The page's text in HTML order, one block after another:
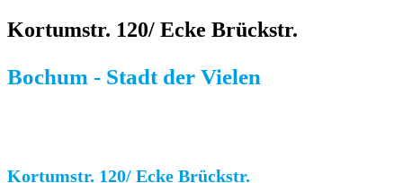
Kortumstr. 120/ Ecke Brückstr.
Bochum - Stadt der Vielen
Kortumstr. 120/ Ecke Brückstr.